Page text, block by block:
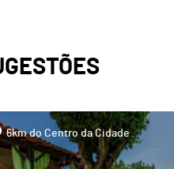
6km do Centro da Cidade